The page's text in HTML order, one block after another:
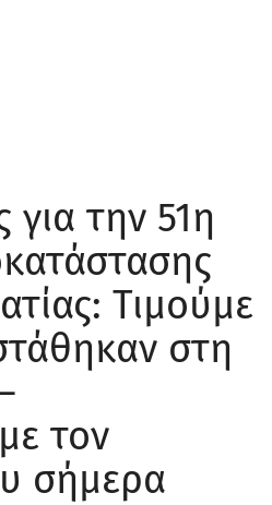
την 51η
Τιμούμε
στη
τον
σήμερα